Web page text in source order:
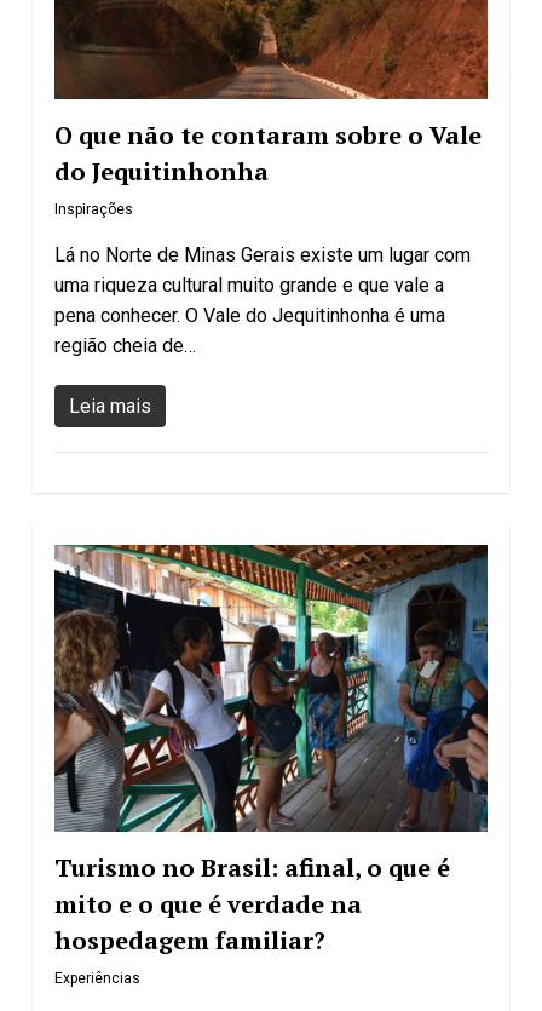
O que não te contaram sobre o Vale
do Jequitinhonha
Inspirações
Lá no Norte de Minas Gerais existe um lugar com
uma riqueza cultural muito grande e que vale a
pena conhecer. O Vale do Jequitinhonha é uma
região cheia de…
Leia mais
Turismo no Brasil: afinal, o que é
mito e o que é verdade na
hospedagem familiar?
Experiências